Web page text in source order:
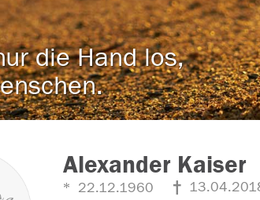
die Hand los,
Alexander Kaiser
22.12.1960